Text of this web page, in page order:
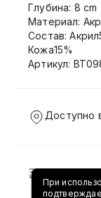
Глубина: 8 cm
Материал:
Состав:
Кожа15%
Артикул:
Доступно
Доставка
При